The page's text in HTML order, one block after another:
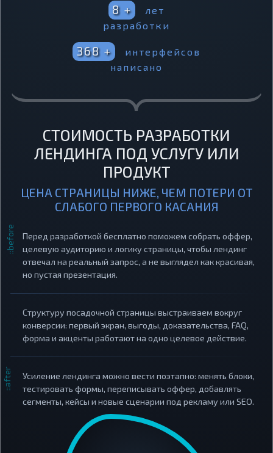
8 +
лет
разработки
368 +
интерфейсов
написано
СТОИМОСТЬ РАЗРАБОТКИ
ЛЕНДИНГА ПОД УСЛУГУ ИЛИ
ПРОДУКТ
ЦЕНА СТРАНИЦЫ НИЖЕ, ЧЕМ ПОТЕРИ ОТ
СЛАБОГО ПЕРВОГО КАСАНИЯ
Перед разработкой бесплатно поможем собрать оффер,
целевую аудиторию и логику страницы, чтобы лендинг
отвечал на реальный запрос, а не выглядел как красивая,
но пустая презентация.
Структуру посадочной страницы выстраиваем вокруг
конверсии: первый экран, выгоды, доказательства, FAQ,
форма и акценты работают на одно целевое действие.
Усиление лендинга можно вести поэтапно: менять блоки,
тестировать формы, переписывать оффер, добавлять
сегменты, кейсы и новые сценарии под рекламу или SEO.